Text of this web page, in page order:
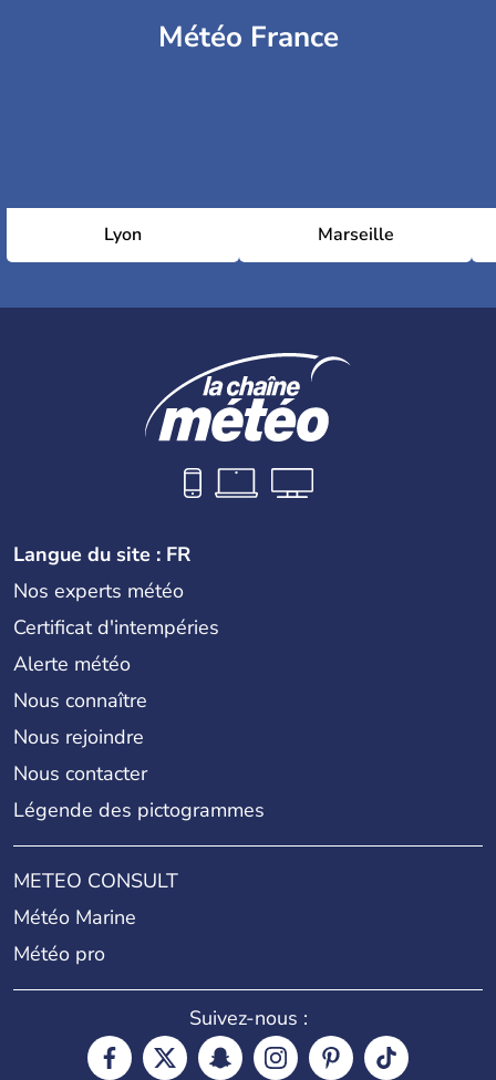
Météo France
Lyon Marseille
Langue du site : FR
Nos experts météo
Certificat d'intempéries
Alerte météo
Nous connaître
Nous rejoindre
Nous contacter
Légende des pictogrammes
METEO CONSULT
Météo Marine
Météo pro
Suivez-nous :